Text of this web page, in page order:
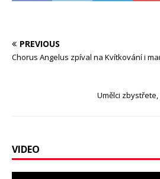
PREVIOUS
Chorus Angelus zpíval na Kvítkování i
Umělci
VIDEO